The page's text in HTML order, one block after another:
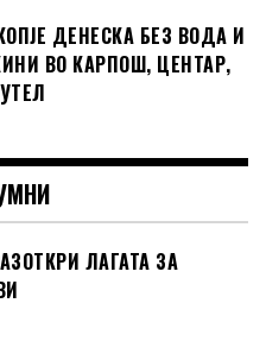
ДЕНЕСКА БЕЗ ВОДА И
ВО КАРПОШ, ЦЕНТАР,
ЛАГАТА ЗА